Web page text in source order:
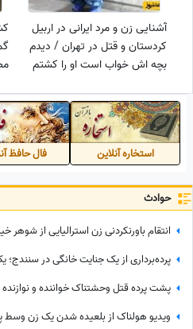
آشنایی زن و مرد ایرانی در اربیل
کردستان و قتل در تهران / دیدم
بچه اش خواب است او را کشتم
استخاره آنلاین فال حافظ
حوادث
انتقام باورنکردنی زن استرالیایی از شوهر